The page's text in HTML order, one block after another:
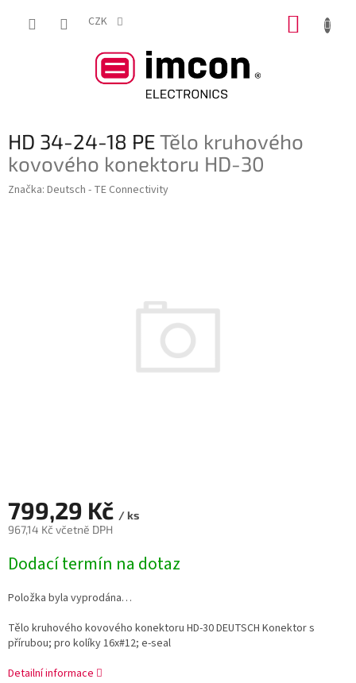
CZK
HD 34-24-18 PETělo kruhového
kovového konektoru HD-30
Značka: Deutsch - TE Connectivity
799,29 Kč / ks
967,14 Kč včetně DPH
cena:
Dodací termín na dotaz
Položka byla vyprodána…
Tělo kruhového kovového konektoru HD-30 DEUTSCH Konektor s
přírubou; pro kolíky 16x#12; e-seal
Detailní informace